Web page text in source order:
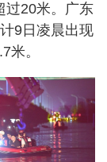
过20米。广东
9日凌晨出现
米。